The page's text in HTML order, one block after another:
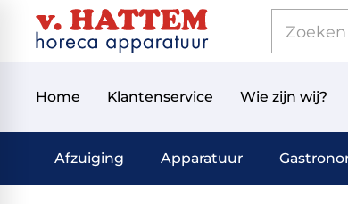
Home Klantenservice Wie zijn wij?
Afzuiging Apparatuur